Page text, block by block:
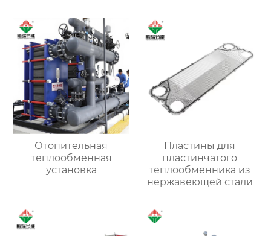
Отопительная
теплообменная
установка
Пластины для
пластинчатого
теплообменника из
нержавеющей стали